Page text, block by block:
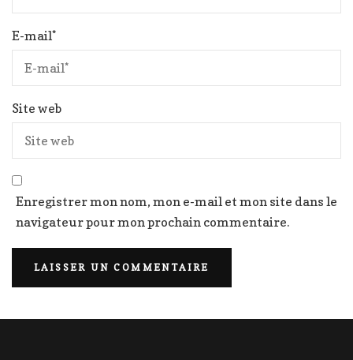
E-mail*
Site web
Enregistrer mon nom, mon e-mail et mon site dans le
navigateur pour mon prochain commentaire.